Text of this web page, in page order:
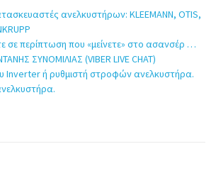
ανελκυστήρων: KLEEMANN, OTIS,
σε περίπτωση που «μείνετε» στο ασανσέρ …
ΣΥΝΟΜΙΛΙΑΣ (VIBER LIVE CHAT)
Inverter ή ρυθμιστή στροφών ανελκυστήρα.